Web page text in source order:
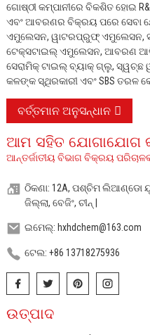
ଗୋଷ୍ଠୀ କମ୍ପାନୀରେ ବିକଶିତ ହୋଇ
ଏବଂ ଆବରଣର ବିକ୍ରୟ ପରେ ସେବା
ଏମୁଲେସନ, ୱାଟରପ୍ରୁଫ୍ ଏମୁଲେସନ,
ଟେକ୍ସଟାଇଲ୍ ଏମୁଲେସନ, ଆବରଣ
ସେରାମିକ୍ ଟାଇଲ୍ ବ୍ୟାକ୍ ଗ୍ଲୁ,
କଳଙ୍କ ସ୍ଥିରକାରୀ ଏବଂ SBS ତରଳ
ବର୍ତ୍ତମାନ ଅନୁସନ୍ଧାନ
ଆମ ସହିତ ଯୋଗାଯୋଗ
ଆନ୍ତର୍ଜାତୀୟ ବିଭାଗ ବିକ୍ରୟ
ଠିକଣା: 12A, ପଶ୍ଚିମ ଲିଆଣ୍ଡୋ
ଜିଲ୍ଲା, ବେଜିଂ, ଚୀନ୍ |
ଇମେଲ୍: hxhdchem@163.com
ଟେଲ: +86 13718275936
ଉତ୍ପାଦ